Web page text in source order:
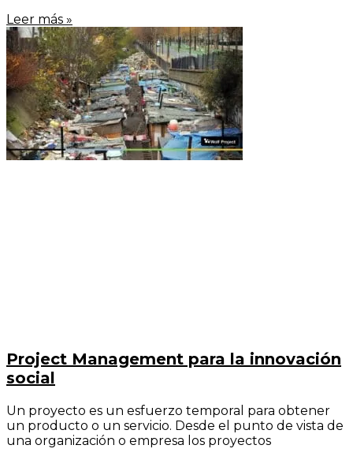
Leer más »
Project Management para la innovación
social
Un proyecto es un esfuerzo temporal para obtener
un producto o un servicio. Desde el punto de vista de
una organización o empresa los proyectos